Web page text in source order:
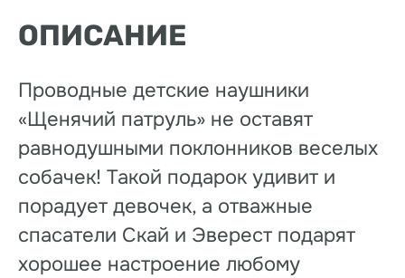
ОПИСАНИЕ
Проводные детские наушники
«Щенячий патруль» не оставят
равнодушными поклонников веселых
собачек! Такой подарок удивит и
порадует девочек, а отважные
спасатели Скай и Эверест подарят
хорошее настроение любому